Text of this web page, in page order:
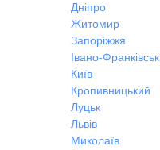
Дніпро
Житомир
Запоріжжя
Івано-Франківськ
Київ
Кропивницький
Луцьк
Львів
Миколаїв